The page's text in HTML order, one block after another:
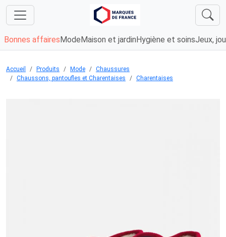
Bonnes affaires Mode Maison et jardin Hygiène et soinsJeux,
Accueil Produits Mode
Chaussures
Chaussons, pantoufles et Charentaises
Charentaises